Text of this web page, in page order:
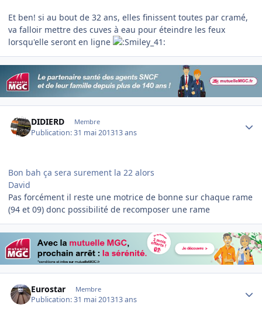
Et ben! si au bout de 32 ans, elles finissent toutes par cramé,
va falloir mettre des cuves à eau pour éteindre les feux
lorsqu'elle seront en ligne
DIDIERD Membre
Publication:31 mai 201313 ans
Bon bah ça sera surement la 22 alors
David
Pas forcément il reste une motrice de bonne sur chaque rame
(94 et 09) donc possibilité de recomposer une rame
Eurostar Membre
Publication:31 mai 201313 ans